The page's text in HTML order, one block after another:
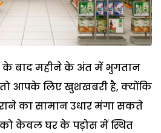
के बाद महीने के अंत में भुगतान
आपके लिए खुशखबरी है, क्योंकि
का सामान उधार मंगा सकते
केवल घर के पड़ोस में स्थित